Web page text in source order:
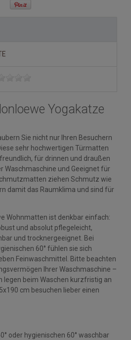
Yogakatze
Sie nicht nur Ihren Besuchern
sehr hochwertigen Türmatten
für drinnen und draußen
Waschmaschine und Geeignet für
ziehen Schmutz wie
damit das Raumklima und sind für
Wohnmatten ist denkbar einfach:
und absolut pflegeleicht,
und trocknergeeignet. Bei
60° fühlen sie sich
Feinwaschmittel. Bitte beachten
Ihrer Waschmaschine –
legen beim Waschen kurzfristig an
cm besuchen lieber einen
oder hygienischen 60° waschbar